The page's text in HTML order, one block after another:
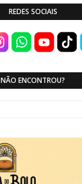
REDES SOCIAIS
NÃO ENCONTROU?